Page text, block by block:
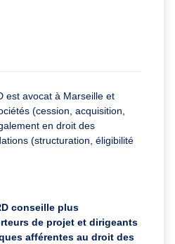
est avocat à Marseille et
(cession, acquisition,
en droit des
(structuration, éligibilité
conseille plus
de projet et dirigeants
afférentes au droit des